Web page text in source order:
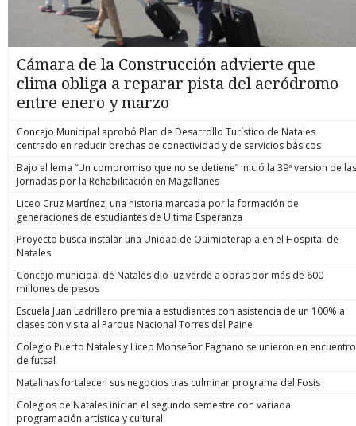
Cámara de la Construcción advierte que
clima obliga a reparar pista del aeródromo
entre enero y marzo
Concejo Municipal aprobó Plan de Desarrollo Turístico de Natales
centrado en reducir brechas de conectividad y de servicios básicos
Bajo el lema “Un compromiso que no se detiene” inició la 39ª version de las
Jornadas por la Rehabilitación en Magallanes
Liceo Cruz Martínez, una historia marcada por la formación de
generaciones de estudiantes de Ultima Esperanza
Proyecto busca instalar una Unidad de Quimioterapia en el Hospital de
Natales
Concejo municipal de Natales dio luz verde a obras por más de 600
millones de pesos
Escuela Juan Ladrillero premia a estudiantes con asistencia de un 100% a
clases con visita al Parque Nacional Torres del Paine
Colegio Puerto Natales y Liceo Monseñor Fagnano se unieron en encuentro
de futsal
Natalinas fortalecen sus negocios tras culminar programa del Fosis
Colegios de Natales inician el segundo semestre con variada
programación artística y cultural